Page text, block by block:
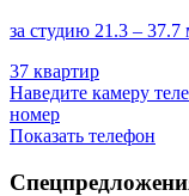
за студию 21.3 – 37.7
37 квартир
Наведите камеру
номер
Показать телефон